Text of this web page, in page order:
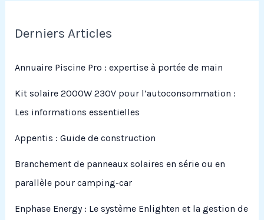
Derniers Articles
Annuaire Piscine Pro : expertise à portée de main
Kit solaire 2000W 230V pour l’autoconsommation :
Les informations essentielles
Appentis : Guide de construction
Branchement de panneaux solaires en série ou en
parallèle pour camping-car
Enphase Energy : Le système Enlighten et la gestion de